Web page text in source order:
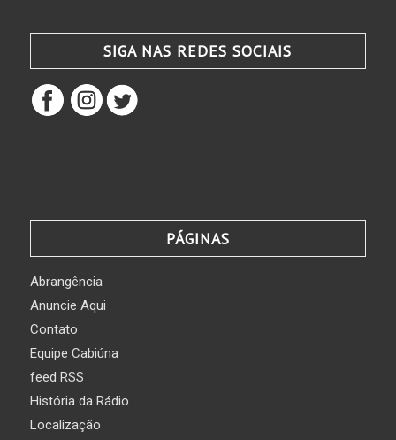
SIGA NAS REDES SOCIAIS
PÁGINAS
Abrangência
Anuncie Aqui
Contato
Equipe Cabiúna
feed RSS
História da Rádio
Localização